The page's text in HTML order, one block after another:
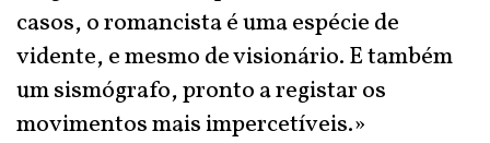
casos, o romancista é uma espécie de
vidente, e mesmo de visionário. E também
um sismógrafo, pronto a registar os
movimentos mais impercetíveis.»